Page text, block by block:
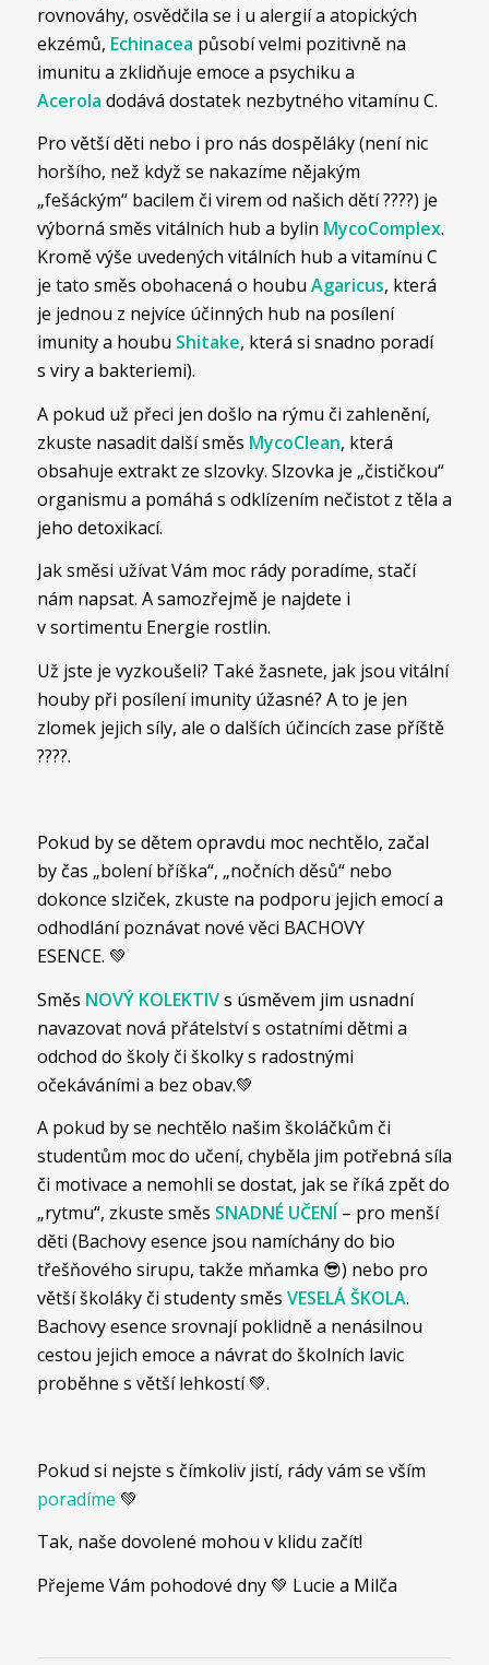
rovnováhy, osvědčila se i u alergií a atopických
ekzémů, Echinacea působí velmi pozitivně na
imunitu a zklidňuje emoce a psychiku a
Acerola dodává dostatek nezbytného vitamínu C.
Pro větší děti nebo i pro nás dospěláky (není nic
horšího, než když se nakazíme nějakým
„fešáckým“ bacilem či virem od našich dětí ????) je
výborná směs vitálních hub a bylin MycoComplex.
Kromě výše uvedených vitálních hub a vitamínu C
je tato směs obohacená o houbu Agaricus, která
je jednou z nejvíce účinných hub na posílení
imunity a houbu Shitake, která si snadno poradí
s viry a bakteriemi).
A pokud už přeci jen došlo na rýmu či zahlenění,
zkuste nasadit další směs MycoClean, která
obsahuje extrakt ze slzovky. Slzovka je „čističkou“
organismu a pomáhá s odklízením nečistot z těla a
jeho detoxikací.
Jak směsi užívat Vám moc rády poradíme, stačí
nám napsat. A samozřejmě je najdete i
v sortimentu Energie rostlin.
Už jste je vyzkoušeli? Také žasnete, jak jsou vitální
houby při posílení imunity úžasné? A to je jen
zlomek jejich síly, ale o dalších účincích zase příště
????.
Pokud by se dětem opravdu moc nechtělo, začal
by čas „bolení bříška“, „nočních děsů“ nebo
dokonce slziček, zkuste na podporu jejich emocí a
odhodlání poznávat nové věci BACHOVY
ESENCE. 💚
Směs NOVÝ KOLEKTIVs úsměvem jim usnadní
navazovat nová přátelství s ostatními dětmi a
odchod do školy či školky s radostnými
očekáváními a bez obav.💚
A pokud by se nechtělo našim školáčkům či
studentům moc do učení, chyběla jim potřebná síla
či motivace a nemohli se dostat, jak se říká zpět do
„rytmu“, zkuste směs SNADNÉ UČENÍ – pro menší
děti (Bachovy esence jsou namíchány do bio
třešňového sirupu, takže mňamka 😎) nebo pro
větší školáky či studenty směs VESELÁ ŠKOLA.
Bachovy esence srovnají poklidně a nenásilnou
cestou jejich emoce a návrat do školních lavic
proběhne s větší lehkostí 💚.
Pokud si nejste s čímkoliv jistí, rády vám se vším
poradíme 💚
Tak, naše dovolené mohou v klidu začít!
Přejeme Vám pohodové dny 💚 Lucie a Milča